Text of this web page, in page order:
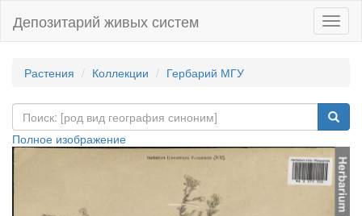
Депозитарий живых систем
Растения Коллекции Гербарий МГУ
Полное изображение